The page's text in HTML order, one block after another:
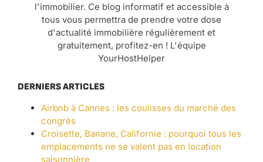
l'immobilier. Ce blog informatif et accessible à
tous vous permettra de prendre votre dose
d'actualité immobilière régulièrement et
gratuitement, profitez-en ! L'équipe
YourHostHelper
DERNIERS ARTICLES
Airbnb à Cannes : les coulisses du marché des
congrès
Croisette, Banane, Californie : pourquoi tous les
emplacements ne se valent pas en location
saisonnière